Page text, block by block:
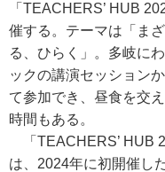
「TEACHERS’ HUB
催する。テーマは「ま
る、ひらく」。多岐に
ックの講演セッション
て参加でき、昼食を交
時間もある。
「TEACHERS’ HUB
は、2024年に初開催し